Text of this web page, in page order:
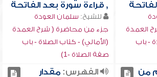
العمدة
- باب
, قراءة سورة بعد الفاتحة
للشيخ: سلمان العودة
جزء من محاضرة ( شرح العمدة
(الأمالي) - كتاب الصلاة - باب
صفة الصلاة -1)
من
الفهرس:مقدار